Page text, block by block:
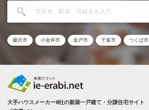
藤沢市 小金井市 坂戸市 千葉市 つくば市
大手ハウスメーカー8社の新築一戸建て・分譲住宅サイト